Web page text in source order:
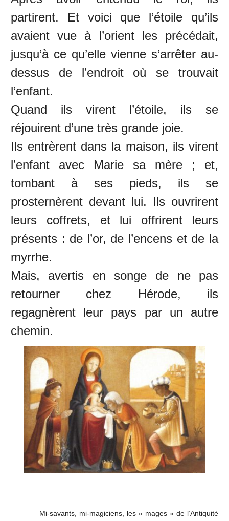
partirent. Et voici que l’étoile qu’ils
avaient vue à l’orient les précédait,
jusqu’à ce qu’elle vienne s’arrêter au-
dessus de l’endroit où se trouvait
l’enfant.
Quand ils virent l’étoile, ils se
réjouirent d’une très grande joie.
Ils entrèrent dans la maison, ils virent
l’enfant avec Marie sa mère ; et,
tombant à ses pieds, ils se
prosternèrent devant lui. Ils ouvrirent
leurs coffrets, et lui offrirent leurs
présents : de l’or, de l’encens et de la
myrrhe.
Mais, avertis en songe de ne pas
retourner chez Hérode, ils
regagnèrent leur pays par un autre
chemin.
Mi-savants, mi-magiciens, les « mages » de l’Antiquité